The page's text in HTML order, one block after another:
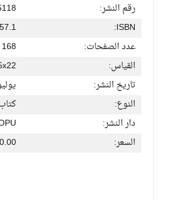
رقم النشر:
ISBN:
عدد الصفحات:
168
القياس:
تاريخ النشر:
يوليو,
النوع:
دار النشر:
السعر: